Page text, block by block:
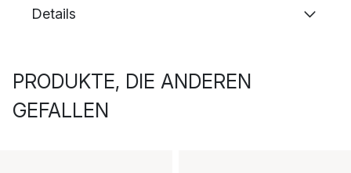
Details
PRODUKTE, DIE ANDEREN
GEFALLEN